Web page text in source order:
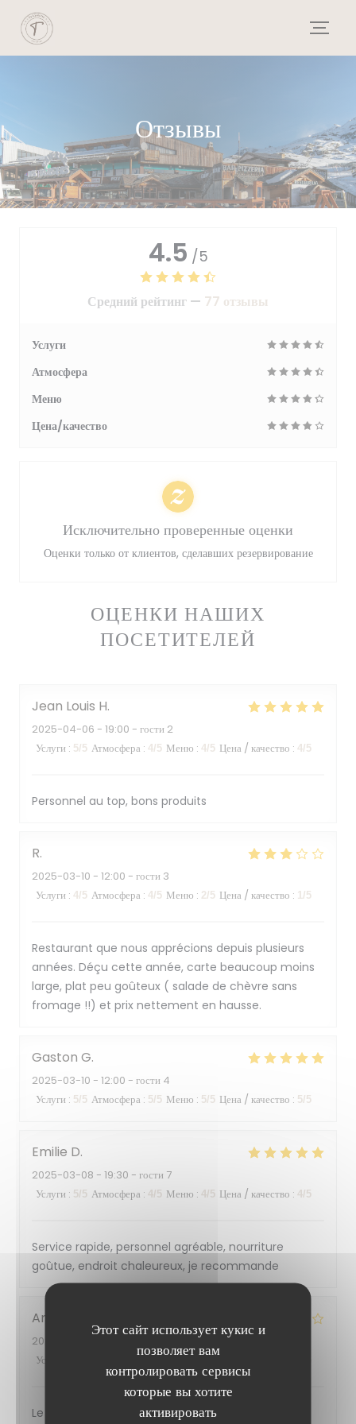
Панель управления cookies
Этот сайт использует кукис и
позволяет вам
контролировать сервисы
которые вы хотите
активировать
Отзывы
ОЦЕНКИ НАШИХ
ПОСЕТИТЕЛЕЙ
Jean Louis H
2025-04-06 - 19:00 - гости 2
Услуги : 5/5 Атмосфера : 4/5 Меню : 4/5 Цена / качество : 4/5
Personnel au top, bons produits
R
2025-03-10 - 12:00 - гости 3
Услуги : 4/5 Атмосфера : 4/5 Меню : 2/5 Цена / качество : 1/5
Restaurant que nous apprécions depuis plusieurs
années. Déçu cette année, carte beaucoup moins
large, plat peu goûteux ( salade de chèvre sans
fromage !!) et prix nettement en hausse.
Gaston G
2025-03-10 - 12:00 - гости 4
Услуги : 5/5 Атмосфера : 5/5 Меню : 5/5 Цена / качество : 5/5
Emilie D
2025-03-08 - 19:30 - гости 7
Услуги : 5/5 Атмосфера : 4/5 Меню : 4/5 Цена / качество : 4/5
Service rapide, personnel agréable, nourriture
goûtue, endroit chaleureux, je recommande
Anton
2025-03-07
Услуги
Атмосфера: Меню Цена / качество
Le serveur masculin qui nous a servis était très
4.5 /5
Средний рейтинг — 77 отзывы
Услуги
Атмосфера
Меню
Цена/качество
Исключительно проверенные оценки
Оценки только от клиентов, сделавших резервирование